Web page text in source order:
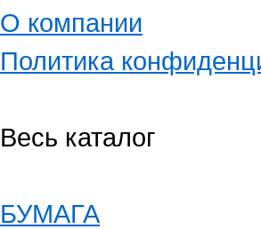
О компании
Политика
Весь каталог
БУМАГА